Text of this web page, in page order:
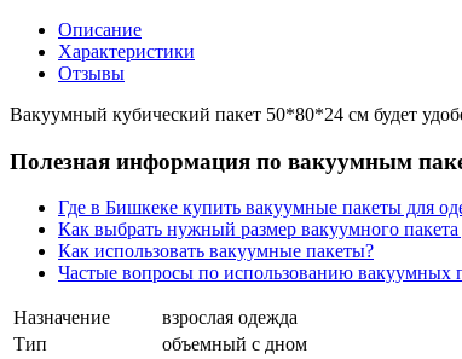
Описание
Характеристики
Отзывы
Вакуумный кубический пакет 50*80*24 см будет
Полезная информация по вакуумным
Где в Бишкеке купить вакуумные пакеты для
Как выбрать нужный размер вакуумного
Как использовать вакуумные пакеты?
Частые вопросы по использованию вакуумных
Назначение
взрослая одежда
Тип
объемный с дном